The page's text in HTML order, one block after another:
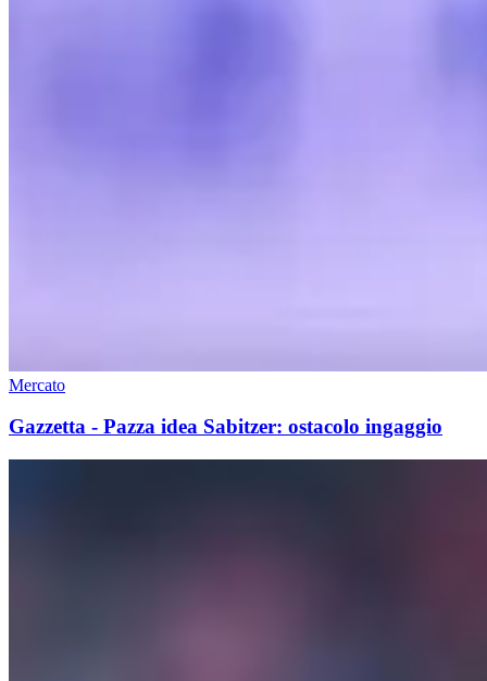
Mercato
Gazzetta - Pazza idea Sabitzer: ostacolo ingaggio